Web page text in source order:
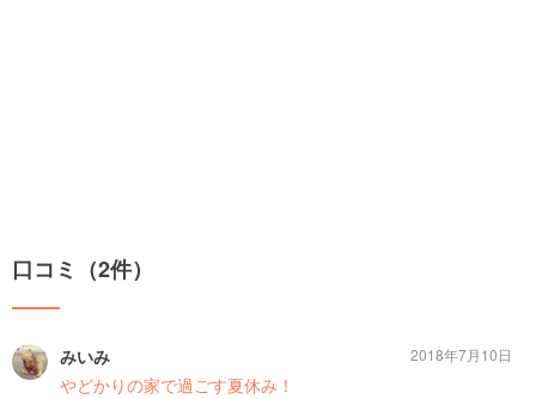
口コミ（2件）
みいみ
やどかりの家で過ごす夏休み！
2018年7月10日